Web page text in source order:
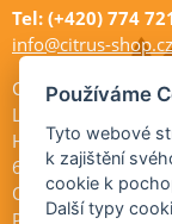
Tel: (+420) 774
info@citrus-shop.cz
Citrus shop
Legionářů 2
Hodonín
695 01
Otevřeno:
Používáme
Tyto webové
k zajištění
cookie k
Další typy